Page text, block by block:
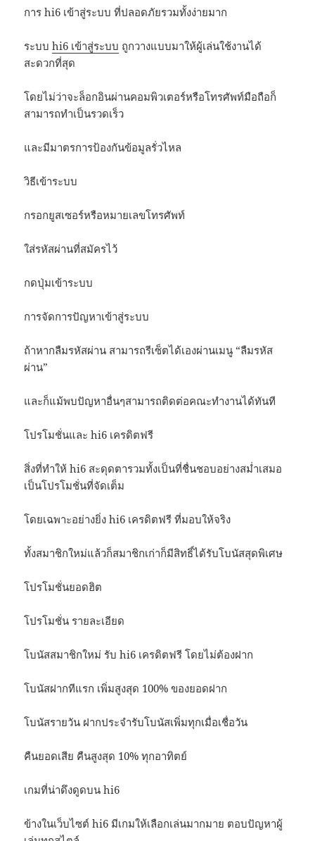
การ hi6 เข้าสู่ระบบ ที่ปลอดภัยรวมทั้งง่ายมาก
ระบบhi6 เข้าสู่ระบบ ถูกวางแบบมาให้ผู้เล่นใช้งานได้
สะดวกที่สุด
โดยไม่ว่าจะล็อกอินผ่านคอมพิวเตอร์หรือโทรศัพท์มือถือก็
สามารถทำเป็นรวดเร็ว
และมีมาตรการป้องกันข้อมูลรั่วไหล
วิธีเข้าระบบ
กรอกยูสเซอร์หรือหมายเลขโทรศัพท์
ใส่รหัสผ่านที่สมัครไว้
กดปุ่มเข้าระบบ
การจัดการปัญหาเข้าสู่ระบบ
ถ้าหากลืมรหัสผ่าน สามารถรีเซ็ตได้เองผ่านเมนู “ลืมรหัส
ผ่าน”
และก็แม้พบปัญหาอื่นๆสามารถติดต่อคณะทำงานได้ทันที
โปรโมชั่นและ hi6 เครดิตฟรี
สิ่งที่ทำให้ hi6 สะดุดตารวมทั้งเป็นที่ชื่นชอบอย่างสม่ำเสมอ
เป็นโปรโมชั่นที่จัดเต็ม
โดยเฉพาะอย่างยิ่ง hi6 เครดิตฟรี ที่มอบให้จริง
ทั้งสมาชิกใหม่แล้วก็สมาชิกเก่าก็มีสิทธิ์ได้รับโบนัสสุดพิเศษ
โปรโมชั่นยอดฮิต
โปรโมชั่น รายละเอียด
โบนัสสมาชิกใหม่ รับ hi6 เครดิตฟรี โดยไม่ต้องฝาก
โบนัสฝากทีแรก เพิ่มสูงสุด 100% ของยอดฝาก
โบนัสรายวัน ฝากประจำรับโบนัสเพิ่มทุกเมื่อเชื่อวัน
คืนยอดเสีย คืนสูงสุด 10% ทุกอาทิตย์
เกมที่น่าดึงดูดบน hi6
ข้างในเว็บไซต์ hi6 มีเกมให้เลือกเล่นมากมาย ตอบปัญหาผู้